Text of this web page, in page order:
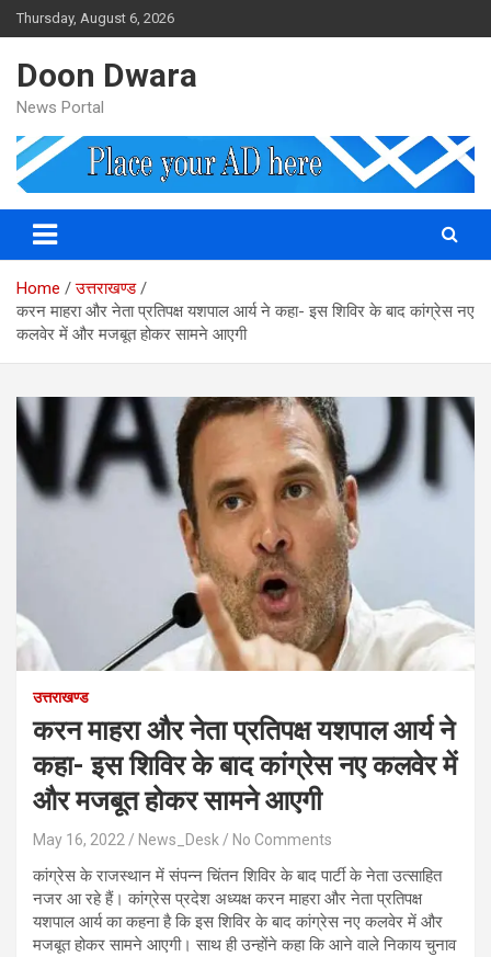
Skip
to
Thursday, August 6, 2026
Doon Dwara
News Portal
Home
उत्तराखण्ड
करन माहरा और नेता प्रतिपक्ष यशपाल आर्य ने कहा- इस शिविर के बाद कांग्रेस नए
कलवेर में और मजबूत होकर सामने आएगी
उत्तराखण्ड
करन माहरा और नेता प्रतिपक्ष यशपाल आर्य ने
कहा- इस शिविर के बाद कांग्रेस नए कलवेर में
और मजबूत होकर सामने आएगी
May 16, 2022 News_Desk No Comments
कांग्रेस के राजस्थान में संपन्न चिंतन शिविर के बाद पार्टी के नेता उत्साहित
नजर आ रहे हैं। कांग्रेस प्रदेश अध्यक्ष करन माहरा और नेता प्रतिपक्ष
यशपाल आर्य का कहना है कि इस शिविर के बाद कांग्रेस नए कलवेर में और
मजबूत होकर सामने आएगी। साथ ही उन्होंने कहा कि आने वाले निकाय चुनाव